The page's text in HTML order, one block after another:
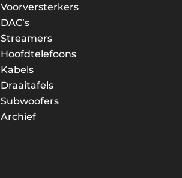
Voorversterkers
DAC’s
Streamers
Hoofdtelefoons
Kabels
Draaitafels
Subwoofers
Archief